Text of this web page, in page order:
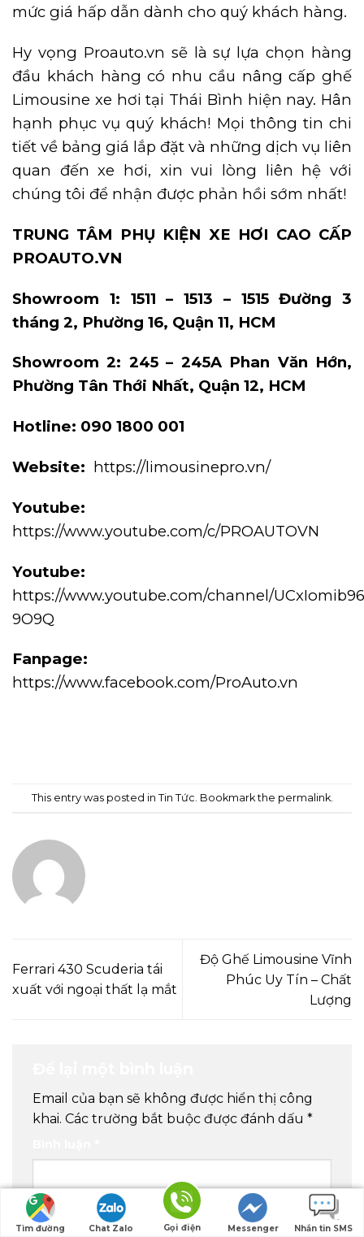
mức giá hấp dẫn dành cho quý khách hàng.
Hy vọng Proauto.vn sẽ là sự lựa chọn hàng
đầu khách hàng có nhu cầu nâng cấp ghế
Limousine xe hơi tại Thái Bình hiện nay. Hân
hạnh phục vụ quý khách! Mọi thông tin chi
tiết về bảng giá lắp đặt và những dịch vụ liên
quan đến xe hơi, xin vui lòng liên hệ với
chúng tôi để nhận được phản hồi sớm nhất!
TRUNG TÂM PHỤ KIỆN XE HƠI CAO CẤP
PROAUTO.VN
Showroom 1: 1511 – 1513 – 1515 Đường 3
tháng 2, Phường 16, Quận 11, HCM
Showroom 2: 245 – 245A Phan Văn Hớn,
Phường Tân Thới Nhất, Quận 12, HCM
Hotline: 090 1800 001
Website: https://limousinepro.vn/
Youtube:
https://www.youtube.com/c/PROAUTOVN
Youtube:
https://www.youtube.com/channel/
9O9Q
Fanpage:
https://www.facebook.com/ProAuto.vn
This entry was posted in Tin Tức . Bookmark the permalink.
Ferrari 430 Scuderia tái
xuất với ngoại thất lạ mắt
Độ Ghế Limousine Vĩnh
Phúc Uy Tín – Chất
Lượng
Email của bạn sẽ không được hiển thị công
khai. Các trường bắt buộc được đánh dấu *
Tìm đường Chat Zalo Gọi điện Messenger Nhắn tin SMS